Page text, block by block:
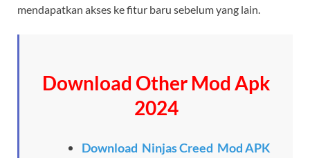
mendapatkan akses ke fitur baru sebelum yang lain.
Download Other Mod Apk
2024
Download Ninjas Creed Mod APK